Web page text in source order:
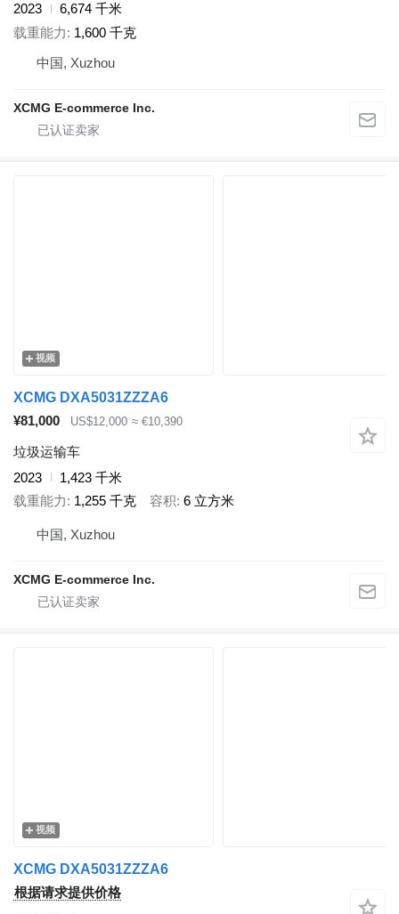
2023
6,674 千米
载重能力
1,600 千克
中国, Xuzhou
XCMG E-commerce Inc.
视频
XCMG DXA5031ZZZA6
¥81,000
US$12,000 ≈ €10,390
垃圾运输车
2023
1,423 千米
载重能力
1,255 千克 容积 6 立方米
中国, Xuzhou
XCMG E-commerce Inc.
视频
XCMG DXA5031ZZZA6
根据请求提供价格